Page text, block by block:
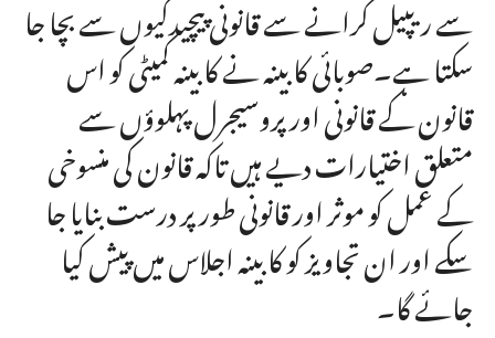
سے ریپیل کرانے سے قانونی پیچیدگیوں سے بچا جا
سکتا ہے۔صوبائی کابینہ نے کابینہ کمیٹی کو اس
قانون کے قانونی اور پروسیجرل پہلوؤں سے
متعلق اختیارات دیے ہیں تاکہ قانون کی منسوخی
کے عمل کو موثر اور قانونی طور پر درست بنایا جا
سکے اور ان تجاویز کو کابینہ اجلاس میں پیش کیا
جائے گا۔